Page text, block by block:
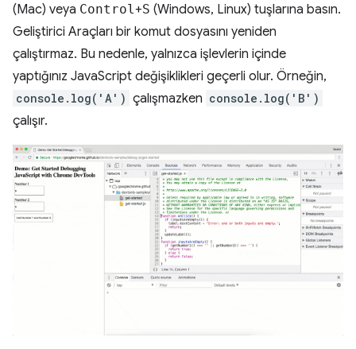
(Mac) veya Control+S (Windows, Linux) tuşlarına basın.
Geliştirici Araçları bir komut dosyasını yeniden
çalıştırmaz. Bu nedenle, yalnızca işlevlerin içinde
yaptığınız JavaScript değişiklikleri geçerli olur. Örneğin,
console.log('A') çalışmazken console.log('B')
çalışır.